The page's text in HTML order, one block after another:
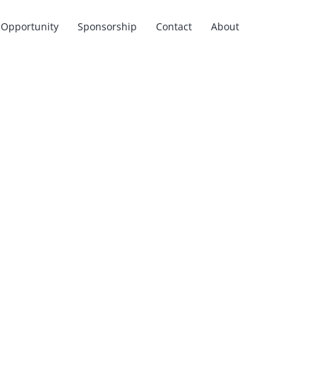
Opportunity Sponsorship Contact About